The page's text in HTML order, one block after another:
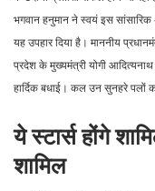
भगवान हनुमान ने स्वयं इस
यह उपहार दिया है। माननीय
प्रदेश के मुख्यमंत्री योगी आदित्यनाथ
हार्दिक बधाई। कल उन सुनहरे पलों
ये स्टार्स होंगे
शामिल